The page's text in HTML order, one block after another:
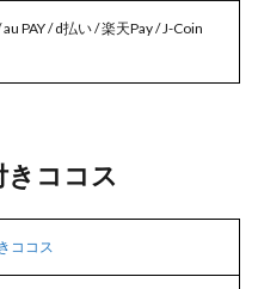
PAY / d払い / 楽天Pay / J-Coin
ココス
ココス